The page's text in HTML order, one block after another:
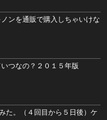
ンを通販で購入しちゃいけな
つなの？２０１５年版
た。（４回目から５日後）ケ